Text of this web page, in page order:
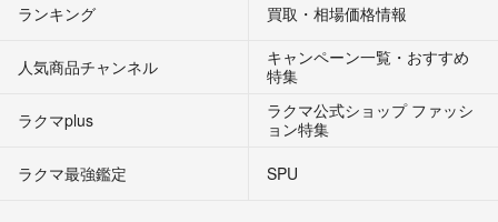
ランキング 買取・相場価格情報
人気商品チャンネル
キャンペーン一覧・おすすめ
特集
ラクマplus
ラクマ公式ショップ ファッシ
ョン特集
ラクマ最強鑑定
SPU